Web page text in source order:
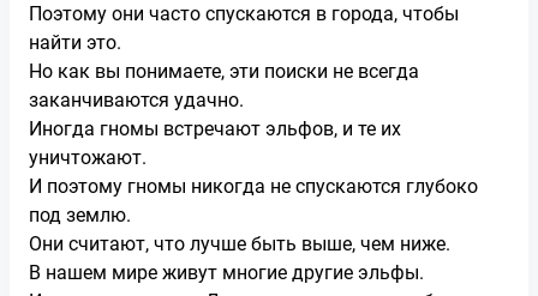
Поэтому они часто спускаются в города, чтобы
найти это.
Но как вы понимаете, эти поиски не всегда
заканчиваются удачно.
Иногда гномы встречают эльфов, и те их
уничтожают.
И поэтому гномы никогда не спускаются глубоко
под землю.
Они считают, что лучше быть выше, чем ниже.
В нашем мире живут многие другие эльфы.